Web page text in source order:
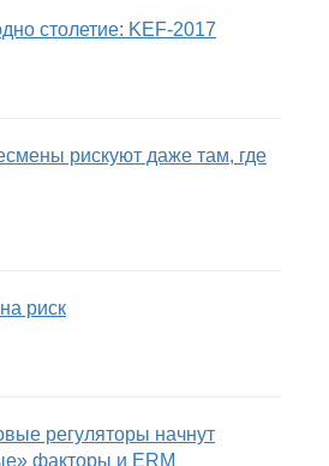
столетие: KEF-2017
рискуют даже там, где
риск
регуляторы начнут
факторы и ERM